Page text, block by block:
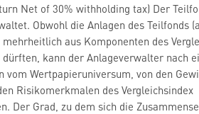
Net of 30% withholding tax) Der
Obwohl die Anlagen des Teilfonds
aus Komponenten des
dürften, kann der Anlageverwalter nach
vom Wertpapieruniversum, von den
Risikomerkmalen des Vergleichsindex
Der Grad, zu dem sich die